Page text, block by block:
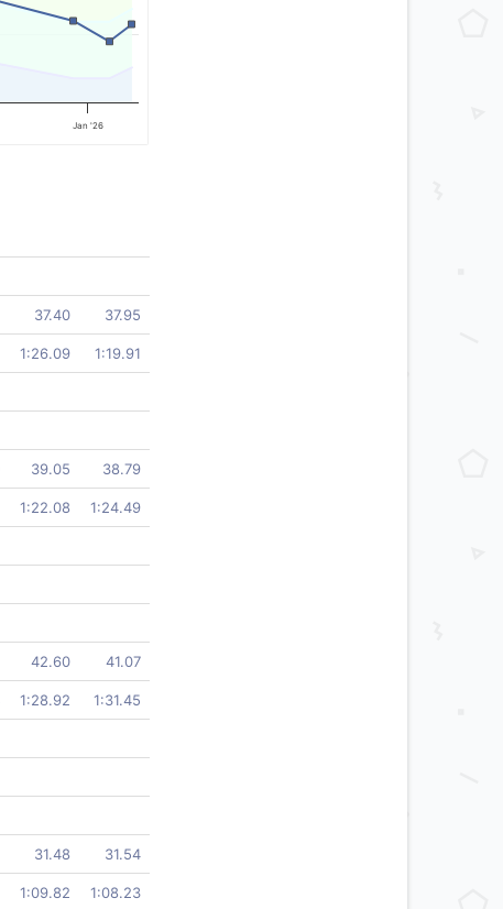
Jan '26
37.40 37.95
1:26.09 1:19.91
39.05 38.79
1:22.08 1:24.49
42.60 41.07
1:28.92 1:31.45
31.48 31.54
1:09.82 1:08.23